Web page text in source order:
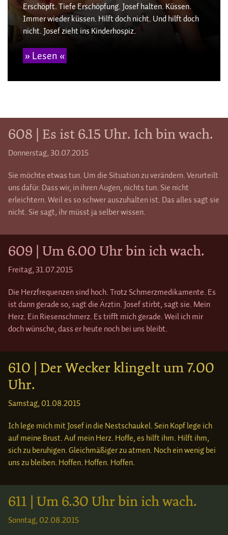
Erschöpft. Tiefe Erschöpfung. Josef halten. Küssen.
Immer wieder küssen. Hilft doch nicht. Und hilft doch
nicht. Josef zieht ins Kinderhospiz.
» Lesen «
608 | Es ist 6.15 Uhr. Ich bin wach.
Donnerstag, 30.07.2015
Sie möchte etwas tun. Um die Situation zu verändern. Verurteilt
uns dafür. Dass wir, in ihren Augen, nichts tun. Sie nicht
erleichtern. Weil es so schwer auszuhalten ist. Das alles sagt sie
nicht. Sie sagt, ihr müsst ja selber wissen.
609 | Um 6.00 Uhr bin ich wach.
Freitag, 31.07.2015
Die Herzfrequenzen sind hoch. Trotz Schmerzmedikamente. Es
ist dann gerade so, sagt die Ärztin. Josef stirbt, sagt sie. Mein
Herz. Ein Riesenschmerz. Es trifft mich gerade. Weil ich mir
doch wünsche, dass er heute noch bei uns bleibt.
610 | Der Wecker klingelt um 7.00
Uhr.
Samstag, 01.08.2015
Ich lege mich mit Josef in die Nestschaukel. Sein Kopf lege ich
auf meine Brust. Auf mein Herz. Hoffe, es hilft ihm. Hilft ihm,
sich zu beruhigen. Gleichmäßiger zu atmen. Noch ein wenig bei
uns zu bleiben. Hoffen. Hoffen. Hoffen.
611 | Um 6.30 Uhr bin ich wach.
Sonntag, 02.08.2015